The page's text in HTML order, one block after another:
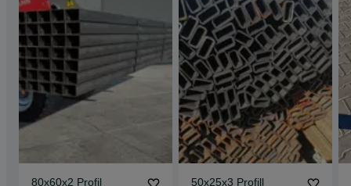
80x60x2 Profil
50x25x3 Profill